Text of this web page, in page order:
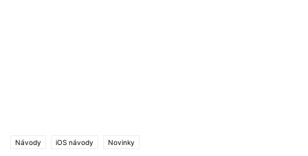
Návody iOS návody Novinky